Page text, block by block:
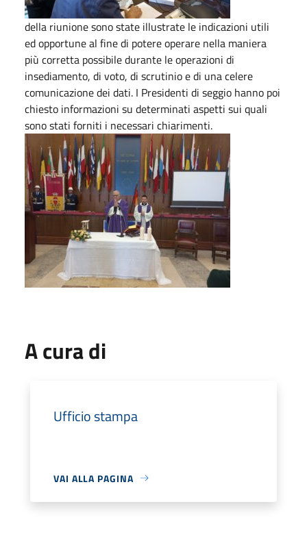
della riunione sono state illustrate le indicazioni utili
ed opportune al fine di potere operare nella maniera
più corretta possibile durante le operazioni di
insediamento, di voto, di scrutinio e di una celere
comunicazione dei dati. I Presidenti di seggio hanno poi
chiesto informazioni su determinati aspetti sui quali
sono stati forniti i necessari chiarimenti.
A cura di
Ufficio stampa
VAI ALLA PAGINA